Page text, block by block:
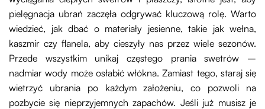
pielęgnacja ubrań zaczęła odgrywać kluczową rolę. Warto
wiedzieć, jak dbać o materiały jesienne, takie jak wełna,
kaszmir czy flanela, aby cieszyły nas przez wiele sezonów.
Przede wszystkim unikaj częstego prania swetrów –
nadmiar wody może osłabić włókna. Zamiast tego, staraj się
wietrzyć ubrania po każdym założeniu, co pozwoli na
pozbycie się nieprzyjemnych zapachów. Jeśli już musisz je